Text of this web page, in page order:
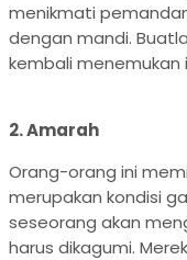
menikmati
dengan mandi.
kembali menemukan
2. Amarah
Orang-orang ini
merupakan kondisi
seseorang akan
harus dikagumi.